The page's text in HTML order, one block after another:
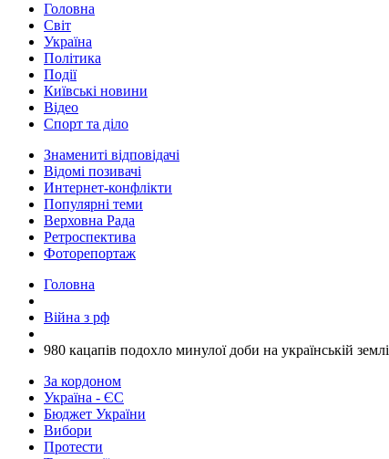
Головна
Світ
Україна
Політика
Події
Київські новини
Відео
Спорт та діло
Знамениті відповідачі
Відомі позивачі
Интернет-конфлікти
Популярні теми
Верховна Рада
Ретроспектива
Фоторепортаж
Головна
Війна з рф
​980 кацапів подохло минулої доби на українській землі
За кордоном
Україна - ЄС
Бюджет України
Вибори
Протести